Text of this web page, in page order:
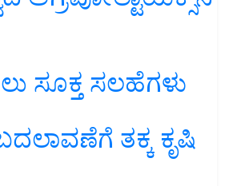
ಸೂಕ್ತ ಸಲಹೆಗಳು
ತಕ್ಕ ಕೃಷಿ